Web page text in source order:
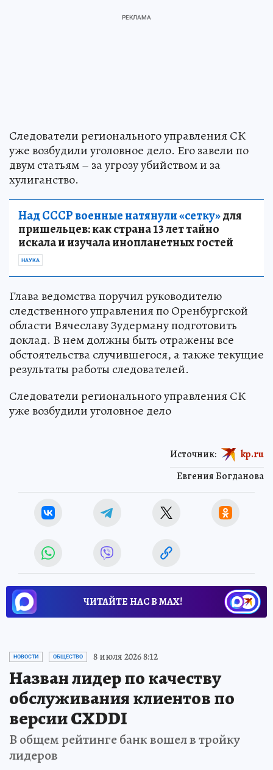
Следователи регионального управления СК
уже возбудили уголовное дело. Его завели по
двум статьям – за угрозу убийством и за
хулиганство.
Над СССР военные натянули «сетку»для
пришельцев: как страна 13 лет тайно
искала и изучала инопланетных гостей
НАУКА
Глава ведомства поручил руководителю
следственного управления по Оренбургской
области Вячеславу Зудерману подготовить
доклад. В нем должны быть отражены все
обстоятельства случившегося, а также текущие
результаты работы следователей.
Следователи регионального управления СК
уже возбудили уголовное дело
Евгения Богданова
Источник: kp.ru
ЧИТАЙТЕ НАС В МАХ!
НОВОСТИ ОБЩЕСТВО 8 июля 2026 8:12
Назван лидер по качеству
обслуживания клиентов по
версии CXDDI
В общем рейтинге банк вошел в тройку
лидеров